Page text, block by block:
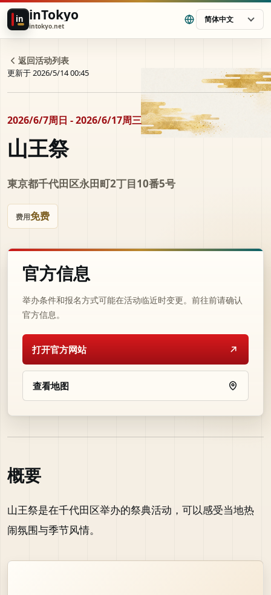
in inTokyo
intokyo.net
简体中文
返回活动列表
更新于 2026/5/14 00:45
2026/6/7周日 - 2026/6/17周三
山王祭
東京都千代田区永田町2丁目10番5号
费用免费
官方信息
举办条件和报名方式可能在活动临近时变更。前往前请确认
官方信息。
打开官方网站
查看地图
概要
山王祭是在千代田区举办的祭典活动，可以感受当地热
闹氛围与季节风情。